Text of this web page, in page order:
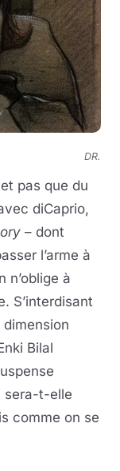
DR.
pas que du
diCaprio,
– dont
l’arme à
n’oblige à
S’interdisant
Bilal
sera-t-elle
comme on se